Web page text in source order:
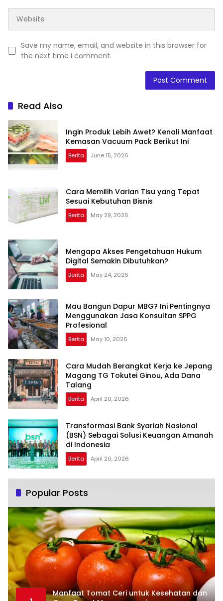
Save my name, email, and website in this browser for
the next time I comment.
Read Also
Ingin Produk Lebih Awet? Kenali Manfaat
Kemasan Vacuum Pack Berikut Ini
Berita June 15, 2026
Cara Memilih Varian Tisu yang Tepat
Sesuai Kebutuhan Bisnis
Berita May 29, 2026
Mengapa Akses Pengetahuan Hukum
Digital Semakin Dibutuhkan?
Berita May 24, 2026
Mau Bangun Dapur MBG? Ini Pentingnya
Menggunakan Jasa Konsultan SPPG
Profesional
Berita May 10, 2026
Cara Mudah Berangkat Kerja ke Jepang
Magang TG Tokutei Ginou, Ada Dana
Talang
Berita April 20, 2026
Transformasi Bank Syariah Nasional
(BSN) Sebagai Solusi Keuangan Amanah
di Indonesia
Berita April 20, 2026
Popular Posts
Manfaat Tomat Ceri untuk Kesehatan dan